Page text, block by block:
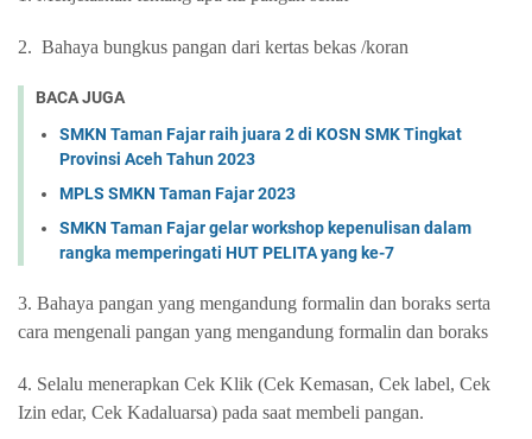
2. Bahaya bungkus pangan dari kertas bekas /koran
BACA JUGA
SMKN Taman Fajar raih juara 2 di KOSN SMK Tingkat
Provinsi Aceh Tahun 2023
MPLS SMKN Taman Fajar 2023
SMKN Taman Fajar gelar workshop kepenulisan dalam
rangka memperingati HUT PELITA yang ke-7
3. Bahaya pangan yang mengandung formalin dan boraks serta
cara mengenali pangan yang mengandung formalin dan boraks
4. Selalu menerapkan Cek Klik (Cek Kemasan, Cek label, Cek
Izin edar, Cek Kadaluarsa) pada saat membeli pangan.